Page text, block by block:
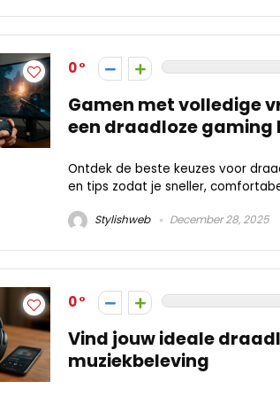
0
Gamen met volledige
een draadloze gaming
Ontdek de beste keuzes voor
en tips zodat je sneller,
Stylishweb December 28, 2025
0
Vind jouw ideale
muziekbeleving